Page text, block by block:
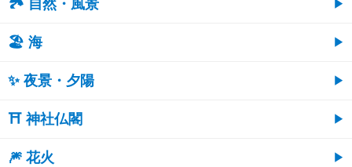
🏞️ 自然・風景
🏖 海
✨ 夜景・夕陽
⛩ 神社仏閣
🎆 花火